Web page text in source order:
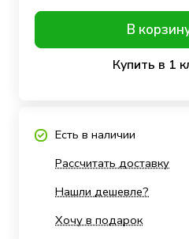
В
Купить в 1
Есть в наличии
Рассчитать доставку
Нашли дешевле?
Хочу в подарок